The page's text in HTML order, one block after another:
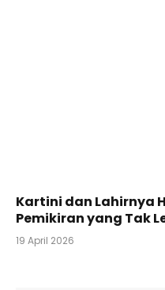
Kartini dan Lahirnya
Pemikiran yang Tak
19 April 2026